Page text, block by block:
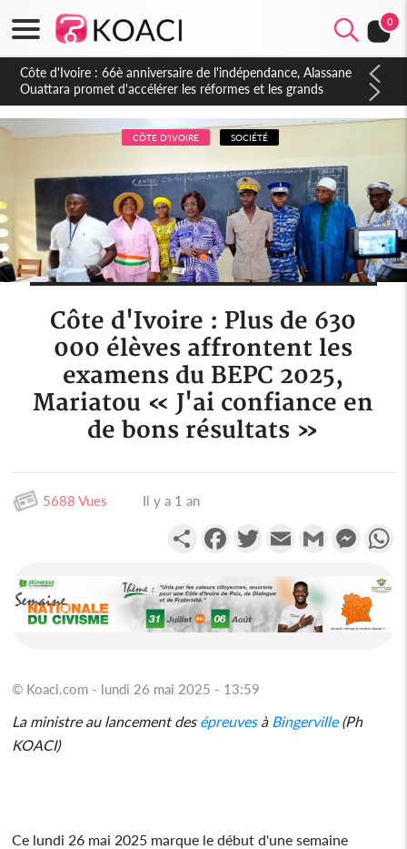
0
Côte d'Ivoire : À Abidjan, Amadou Oury Bah admire le modèle
ivoirien et veut s'en inspirer pour accélérer le développement
de la Guinée
CÔTE D'IVOIRE SOCIÉTÉ
Côte d'Ivoire : Plus de 630
000 élèves affrontent les
examens du BEPC 2025,
Mariatou « J'ai confiance en
de bons résultats »
5688 Vues Il y a 1 an
PartagerFacebookTwitterEmail Gmail
© Koaci.com - lundi 26 mai 2025 - 13:59
La ministre au lancement des épreuvesà Bingerville(Ph
KOACI)
Ce lundi 26 mai 2025 marque le début d'une semaine